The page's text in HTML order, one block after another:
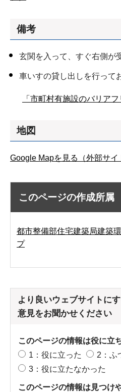
備考
玄関を入って、すぐ右側が
車いすの貸し出しを行って
「市町村有施設のバリア
地図
Google Mapを見る（外部サイ
このページの作成所属
都市整備部住宅建築局建築
プ
より良いウェブサイトに
意見をお聞かせください
このページの情報は役に立
1：役に立った
2：ふ
3：役に立たなかった
このページの情報は見つけ